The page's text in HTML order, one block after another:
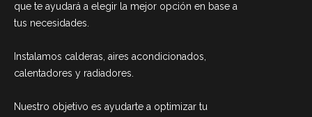
que te ayudará a elegir la mejor opción en base a
tus necesidades.
Instalamos calderas, aires acondicionados,
calentadores y radiadores.
Nuestro objetivo es ayudarte a optimizar tu